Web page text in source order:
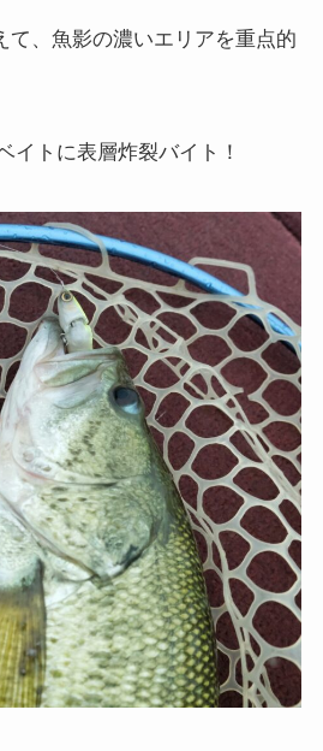
て、魚影の濃いエリアを重点的
イトに表層炸裂バイト！